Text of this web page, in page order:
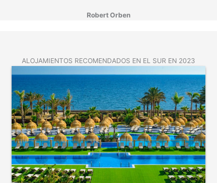
Robert Orben
ALOJAMIENTOS RECOMENDADOS EN EL SUR EN 2023